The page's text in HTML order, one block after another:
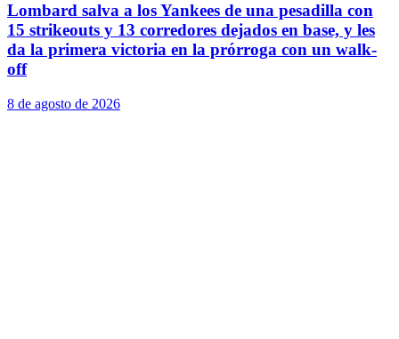
Lombard salva a los Yankees de una pesadilla con
15 strikeouts y 13 corredores dejados en base, y les
da la primera victoria en la prórroga con un walk-
off
8 de agosto de 2026